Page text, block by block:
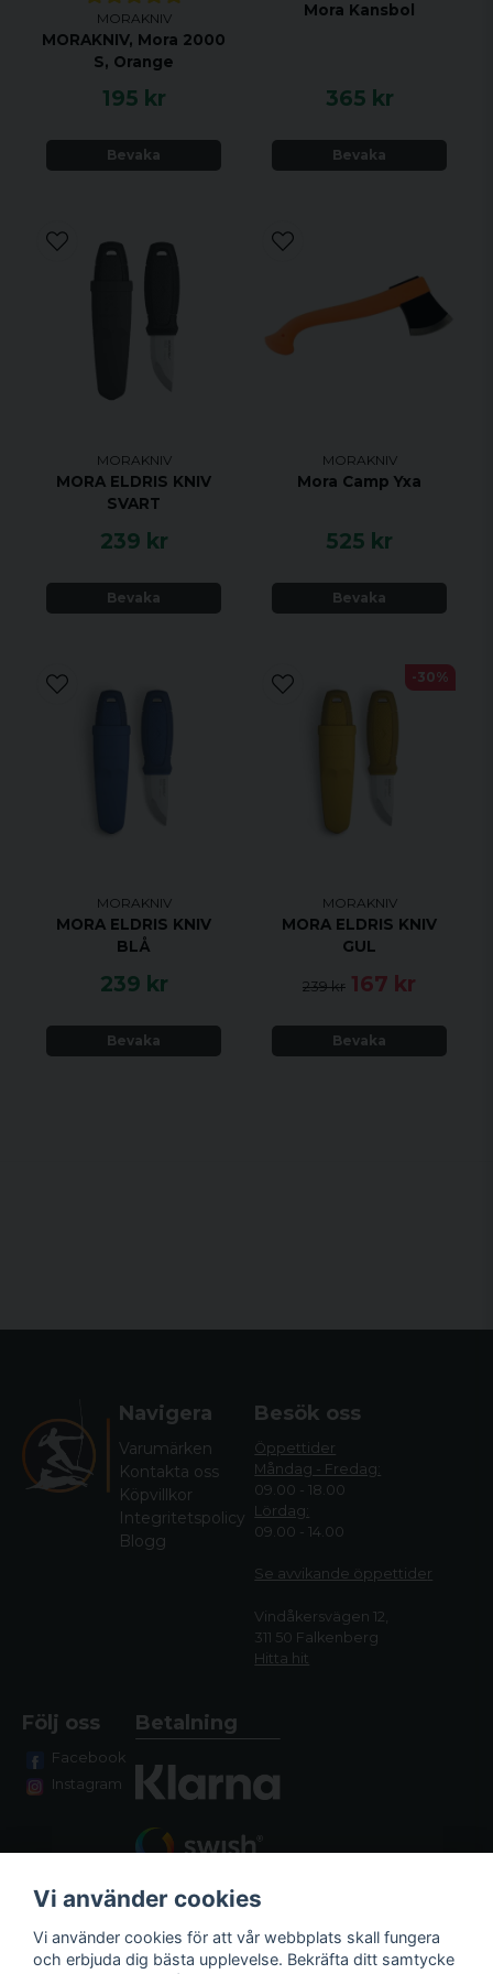
MORAKNIV
MORAKNIV, Mora 2000
S, Orange
195 kr
Bevaka
Mora Kansbol
365 kr
Bevaka
MORAKNIV
MORA ELDRIS KNIV
SVART
239 kr
Bevaka
MORAKNIV
Mora Camp Yxa
525 kr
Bevaka
MORAKNIV
MORA ELDRIS KNIV
BLÅ
239 kr
Bevaka
MORAKNIV
MORA ELDRIS KNIV
GUL
239 kr 167 kr
Bevaka
-30%
Navigera
Varumärken
Kontakta oss
Köpvillkor
Integritetspolicy
Blogg
Besök oss
Öppettider
Måndag - Fredag:
09.00 - 18.00
Lördag:
09.00 - 14.00
Se avvikande öppettider
Vindåkersvägen 12,
311 50 Falkenberg
Hitta hit
Följ oss
Facebook
Instagram
Betalning
Vi använder cookies
Vi använder cookies för att vår webbplats skall fungera
och erbjuda dig bästa upplevelse. Bekräfta ditt samtycke